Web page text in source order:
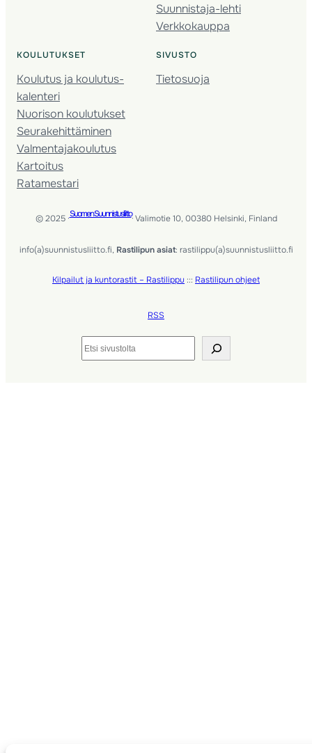
Suunnistaja-lehti
Verkkokauppa
KOULUTUKSET
Koulutus ja koulutus­
kalenteri
Nuorison koulutukset
Seura­kehittäminen
Valmentaja­koulutus
Kartoitus
Ratamestari
SIVUSTO
Tietosuoja
© 2025 ·Suomen Suunnistusliitto· Valimotie 10, 00380 Helsinki, Finland
info(a)suunnistusliitto.fi, Rastilipun asiat: rastilippu(a)suunnistusliitto.fi
Kilpailut ja kuntorastit – Rastilippu ::: Rastilipun ohjeet
RSS
Etsi